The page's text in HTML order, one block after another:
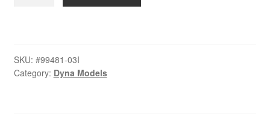
Dyna
#99481-
SKU: #99481-03I
Category: Dyna Models